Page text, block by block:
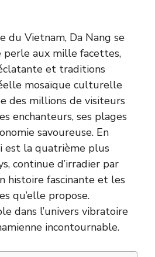
du Vietnam, Da Nang se
perle aux mille facettes,
et traditions
mosaïque culturelle
des millions de visiteurs
enchanteurs, ses plages
savoureuse. En
est la quatrième plus
continue d’irradier par
histoire fascinante et les
qu’elle propose.
dans l’univers vibratoire
incontournable.